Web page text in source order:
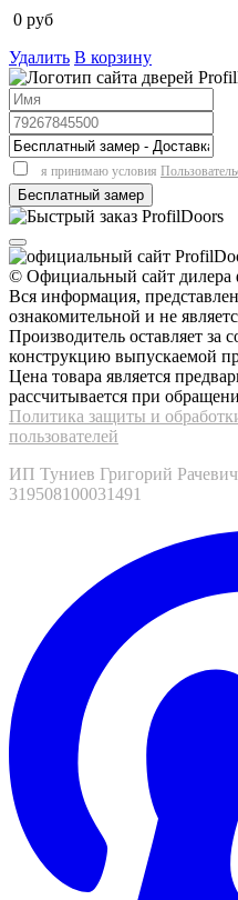
0 руб
Удалить В корзину
я принимаю условия
© Официальный сайт дилера
Вся информация,
ознакомительной и не
Производитель оставляет за
конструкцию выпускаемой
Цена товара является
рассчитывается при
Политика защиты и
пользователей
ИП Туниев Григорий
319508100031491